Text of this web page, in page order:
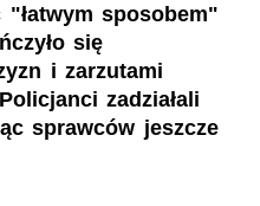
sposobem"
się
i zarzutami
zadziałali
sprawców jeszcze